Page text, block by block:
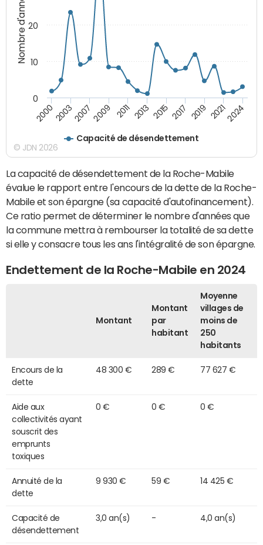
Nombre d'années
Capacité de désendettement
2000200320072009 2011 2013 2015 2017 2019 20212024
0
10
20
© JDN 2026
La capacité de désendettement de la Roche-Mabile
évalue le rapport entre l'encours de la dette de la Roche-
Mabile et son épargne (sa capacité d'autofinancement).
Ce ratio permet de déterminer le nombre d'années que
la commune mettra à rembourser la totalité de sa dette
si elle y consacre tous les ans l'intégralité de son épargne.
Endettement de la Roche-Mabile en 2024
Montant
Montant
par
habitant
Moyenne
villages de
moins de
250
habitants
Encours de la
dette
48 300 € 289 € 77 627 €
Aide aux
collectivités ayant
souscrit des
emprunts
toxiques
0 € 0 € 0 €
Annuité de la
dette
9 930 € 59 € 14 425 €
Capacité de
désendettement
3,0 an(s) - 4,0 an(s)